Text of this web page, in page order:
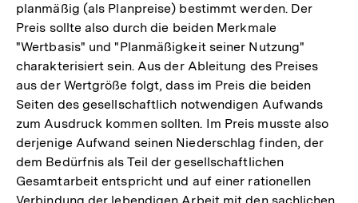
planmäßig (als Planpreise) bestimmt werden. Der
Preis sollte also durch die beiden Merkmale
"Wertbasis" und "Planmäßigkeit seiner Nutzung"
charakterisiert sein. Aus der Ableitung des Preises
aus der Wertgröße folgt, dass im Preis die beiden
Seiten des gesellschaftlich notwendigen Aufwands
zum Ausdruck kommen sollten. Im Preis musste also
derjenige Aufwand seinen Niederschlag finden, der
dem Bedürfnis als Teil der gesellschaftlichen
Gesamtarbeit entspricht und auf einer rationellen